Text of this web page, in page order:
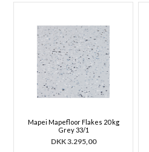
Mapei Mapefloor Flakes 20 kg
Grey 33/1
DKK3.295,00